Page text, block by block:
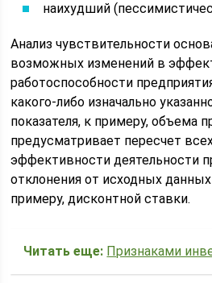
наихудший
Анализ чувствительности
возможных изменений в
работоспособности
какого-либо изначально
показателя, к примеру, объема
предусматривает пересчет
эффективности деятельности
отклонения от исходных
примеру, дисконтной ставки.
Читать еще: Признаками